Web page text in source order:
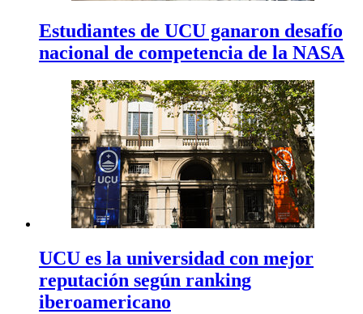
Estudiantes de UCU ganaron desafío
nacional de competencia de la NASA
UCU es la universidad con mejor
reputación según ranking
iberoamericano